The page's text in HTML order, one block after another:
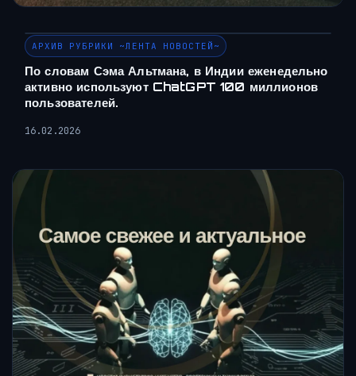
АРХИВ РУБРИКИ ~ЛЕНТА НОВОСТЕЙ~
По словам Сэма Альтмана, в Индии еженедельно
активно используют ChatGPT 100 миллионов
пользователей.
16.02.2026